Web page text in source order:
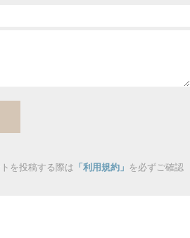
を投稿する際は 「利用規約」 を必ずご確認